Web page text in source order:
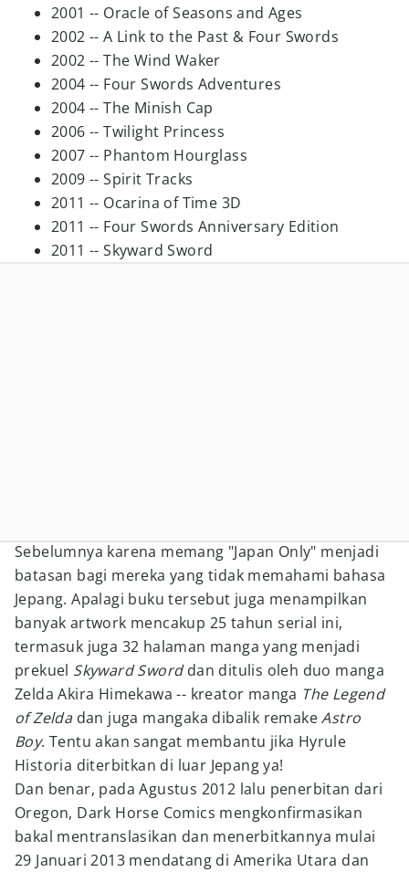
2001 -- Oracle of Seasons and Ages
2002 -- A Link to the Past & Four Swords
2002 -- The Wind Waker
2004 -- Four Swords Adventures
2004 -- The Minish Cap
2006 -- Twilight Princess
2007 -- Phantom Hourglass
2009 -- Spirit Tracks
2011 -- Ocarina of Time 3D
2011 -- Four Swords Anniversary Edition
2011 -- Skyward Sword
Sebelumnya karena memang "Japan Only" menjadi
batasan bagi mereka yang tidak memahami bahasa
Jepang. Apalagi buku tersebut juga menampilkan
banyak artwork mencakup 25 tahun serial ini,
termasuk juga 32 halaman manga yang menjadi
prekuel Skyward Sworddan ditulis oleh duo manga
Zelda Akira Himekawa -- kreator manga The Legend
of Zelda dan juga mangaka dibalik remakeAstro
Boy. Tentu akan sangat membantu jika Hyrule
Historia diterbitkan di luar Jepang ya!
Dan benar, pada Agustus 2012 lalu penerbitan dari
Oregon, Dark Horse Comics mengkonfirmasikan
bakal mentranslasikan dan menerbitkannya mulai
29 Januari 2013 mendatang di Amerika Utara dan